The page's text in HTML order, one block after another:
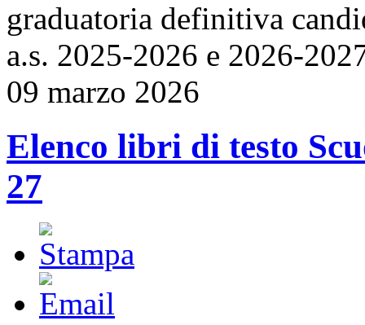
graduatoria definitiva
a.s. 2025-2026 e 2026-
09 marzo 2026
Elenco libri di testo
27